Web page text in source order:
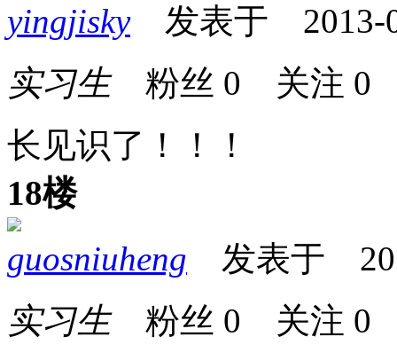
yingjisky发表于 2013-
实习生粉丝 0 关注 0
长见识了！！！
18楼
guosniuheng 发表于
实习生粉丝 0 关注 0